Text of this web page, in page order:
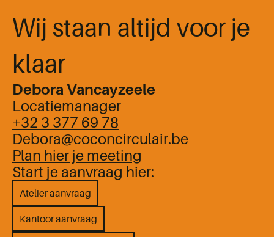
Wij staan altijd voor je
klaar
Debora Vancayzeele
Locatiemanager
+32 ‪3 377 69 78
‬Debora@coconcirculair.be
Plan hier je meeting
Start je aanvraag hier:
Atelier aanvraag
Kantoor aanvraag